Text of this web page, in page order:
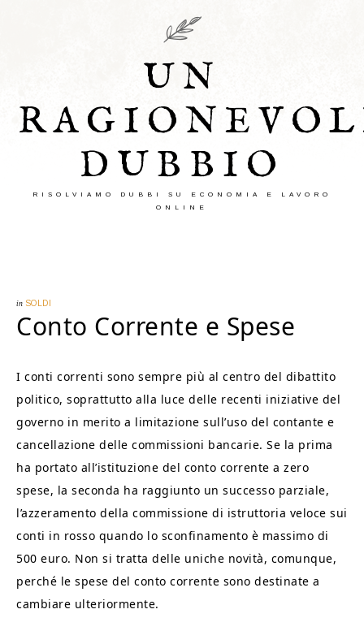
UN
DUBBIO
RISOLVIAMO DUBBI SU ECONOMIA E LAVORO
ONLINE
in SOLDI
Conto Corrente e Spese
I conti correnti sono sempre più al centro del dibattito
politico, soprattutto alla luce delle recenti iniziative del
governo in merito a limitazione sull’uso del contante e
cancellazione delle commissioni bancarie. Se la prima
ha portato all’istituzione del conto corrente a zero
spese, la seconda ha raggiunto un successo parziale,
l’azzeramento della commissione di istruttoria veloce sui
conti in rosso quando lo sconfinamento è massimo di
500 euro. Non si tratta delle uniche novità, comunque,
perché le spese del conto corrente sono destinate a
cambiare ulteriormente.